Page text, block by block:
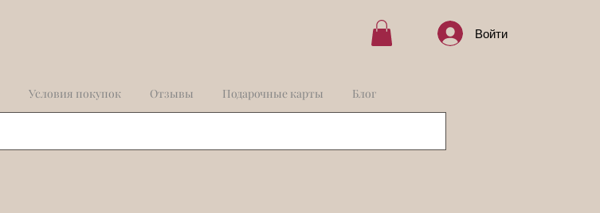
Войти
Условия покупок Отзывы Подарочные карты Блог